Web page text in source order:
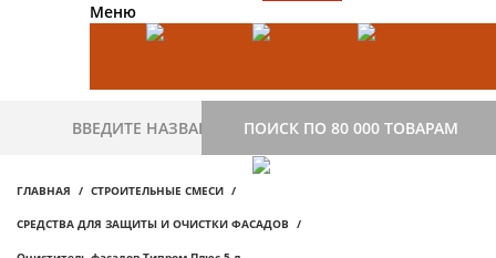
Меню
ПОИСК ПО 80 000 ТОВАРАМ
ГЛАВНАЯ СТРОИТЕЛЬНЫЕ СМЕСИ
СРЕДСТВА ДЛЯ ЗАЩИТЫ И ОЧИСТКИ ФАСАДОВ